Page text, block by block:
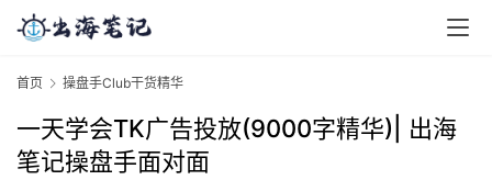
首页 操盘手Club干货精华
一天学会TK广告投放(9000字精华)| 出海
笔记操盘手面对面